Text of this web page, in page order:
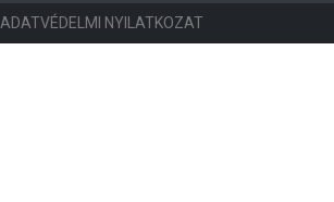
ADATVÉDELMI NYILATKOZAT